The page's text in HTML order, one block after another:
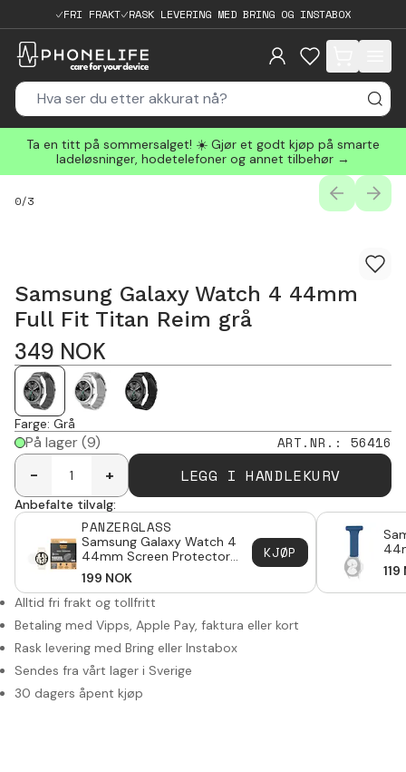
FRI FRAKT RASK LEVERING MED BRING OG INSTABOX
items in cart,
Ta en titt på sommersalget! ☀️ Gjør et godt kjøp på smarte
ladeløsninger, hodetelefoner og annet tilbehør →
0/3
Samsung Galaxy Watch 4 44mm
Full Fit Titan Reim grå
349 NOK
Farge: Grå
På lager(9) ART.NR. : 56416
-
+ LEGG I HANDLEKURV
Anbefalte tilvalg:
PANZERGLASS
Samsung Galaxy Watch 4
44mm Screen Protector
Ultra Wide Fit
199 NOK
KJØP
119
Alltid fri frakt og tollfritt
Betaling med Vipps, Apple Pay, faktura eller kort
Rask levering med Bring eller Instabox
Sendes fra vårt lager i Sverige
30 dagers åpent kjøp